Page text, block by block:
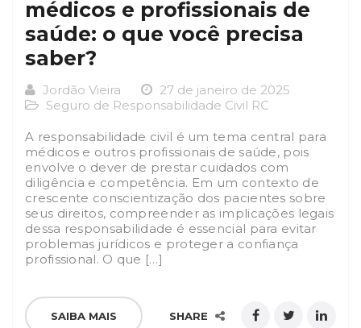
médicos e profissionais de
saúde: o que você precisa
saber?
Jordão Vieira
27 de janeiro de 2025
Seguro de Responsabilidade Civil RC
A responsabilidade civil é um tema central para
médicos e outros profissionais de saúde, pois
envolve o dever de prestar cuidados com
diligência e competência. Em um contexto de
crescente conscientização dos pacientes sobre
seus direitos, compreender as implicações legais
dessa responsabilidade é essencial para evitar
problemas jurídicos e proteger a confiança
profissional. O que […]
SAIBA MAIS SHARE